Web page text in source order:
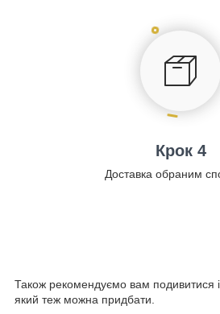
Крок 4
Доставка обраним
Також рекомендуємо вам подивитися
який теж можна придбати.